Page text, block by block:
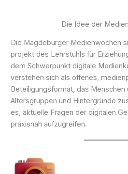
Die Idee der
Die Magdeburger Medien­wochen
projekt des Lehr­stuhls für
dem Schwer­punkt digi­ta­le
ver­ste­hen sich als offe­nes,
Beteiligungs­format, das Men­schen
Alters­gruppen und Hinter­gründe
es, aktu­el­le Fra­gen der digi­ta­len
pra­xis­nah aufzugreifen.